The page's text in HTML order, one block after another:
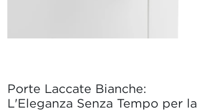
Porte Laccate Bianche:
L'Eleganza Senza Tempo per la